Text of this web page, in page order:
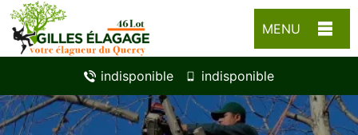
MENU
indisponible indisponible